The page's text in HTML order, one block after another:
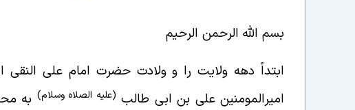
بسم الله الرحمن الرحیم
ابتداً دهه ولایت را و ولادت حضرت امام علی النقی
امیرالمومنین علی بن ابی طالب (علیه الصلاه وسلام) به